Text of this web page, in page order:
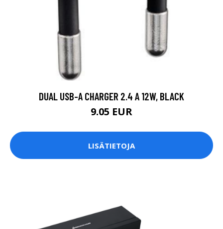
DUAL USB-A CHARGER 2.4 A 12W, BLACK
9.05 EUR
LISÄTIETOJA